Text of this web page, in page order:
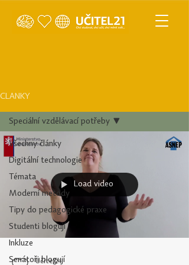
ČLÁNKY
Všechny články
Digitální technologie
Témata
Moderní metody
Tipy do pedagogické praxe
Studenti blogují
Inkluze
Senátoři blogují
Speciální vzdělávací potřeby
Load video
Učitel21